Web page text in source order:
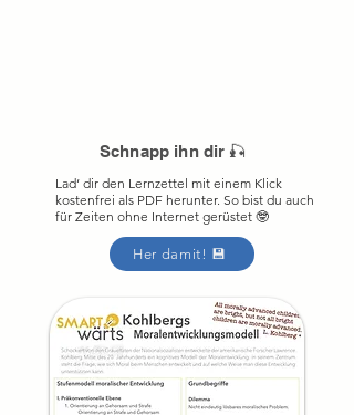
Schnapp ihn dir 🎣
Lad‘ dir den Lernzettel mit einem Klick
kostenfrei als PDF herunter. So bist du auch
für Zeiten ohne Internet gerüstet 🤓
Her damit! 💾